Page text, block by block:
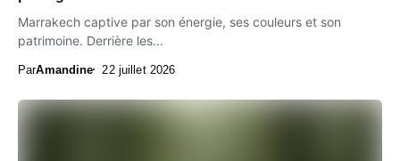
Marrakech captive par son énergie, ses couleurs et son
patrimoine. Derrière les...
ParAmandine 22 juillet 2026